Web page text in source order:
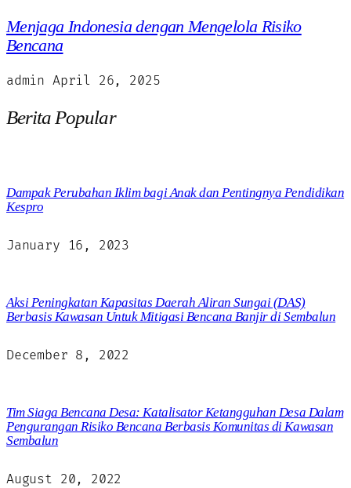
Menjaga Indonesia dengan Mengelola Risiko
Bencana
admin April 26, 2025
Berita Popular
Dampak Perubahan Iklim bagi Anak dan Pentingnya Pendidikan
Kespro
January 16, 2023
Aksi Peningkatan Kapasitas Daerah Aliran Sungai (DAS)
Berbasis Kawasan Untuk Mitigasi Bencana Banjir di Sembalun
December 8, 2022
Tim Siaga Bencana Desa: Katalisator Ketangguhan Desa Dalam
Pengurangan Risiko Bencana Berbasis Komunitas di Kawasan
Sembalun
August 20, 2022